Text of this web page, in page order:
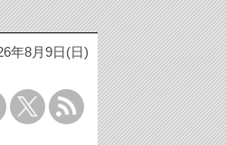
年8月9日(日)